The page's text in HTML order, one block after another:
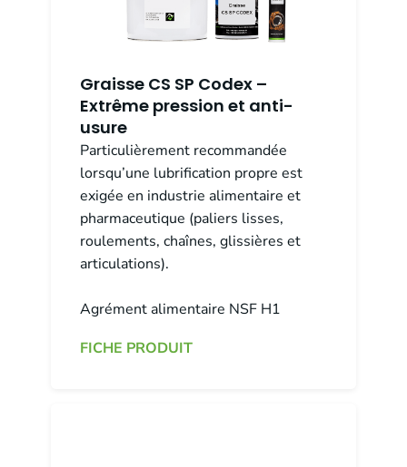
Graisse CS SP Codex –
Extrême pression et anti-
usure
Particulièrement recommandée
lorsqu’une lubrification propre est
exigée en industrie alimentaire et
pharmaceutique (paliers lisses,
roulements, chaînes, glissières et
articulations).
Agrément alimentaire NSF H1
FICHE PRODUIT